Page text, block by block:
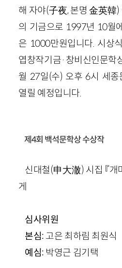
해 자야(子夜, 본명 金英韓)
의 기금으로 1997년 10월
은 1000만원입니다. 시상
엽창작기금·창비신인문
월 27일(수) 오후 6시 세종
열릴 예정입니다.
제4회 백석문학상 수상작
신대철(申大澈) 시집 『
게
심사위원
본심: 고은 최하림 최원식
예심: 박영근 김기택